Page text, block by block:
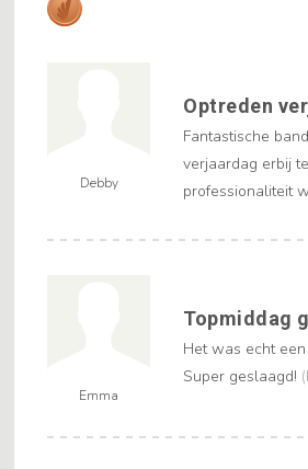
Debby
Optreden
Fantastische
verjaardag erbij
professionaliteit
Emma
Topmiddag
Het was echt
Super geslaagd!